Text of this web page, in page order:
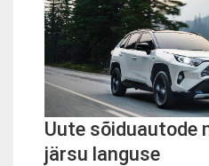
Uute sõiduautode
järsu languse